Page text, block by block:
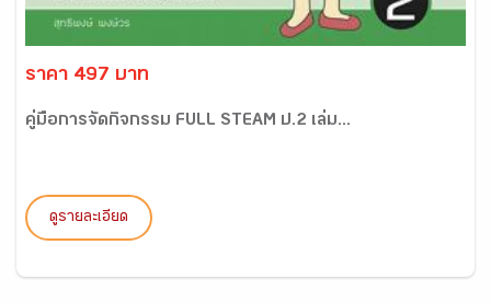
ราคา 497 บาท
คู่มือการจัดกิจกรรม FULL STEAM ป.2 เล่ม...
ดูรายละเอียด